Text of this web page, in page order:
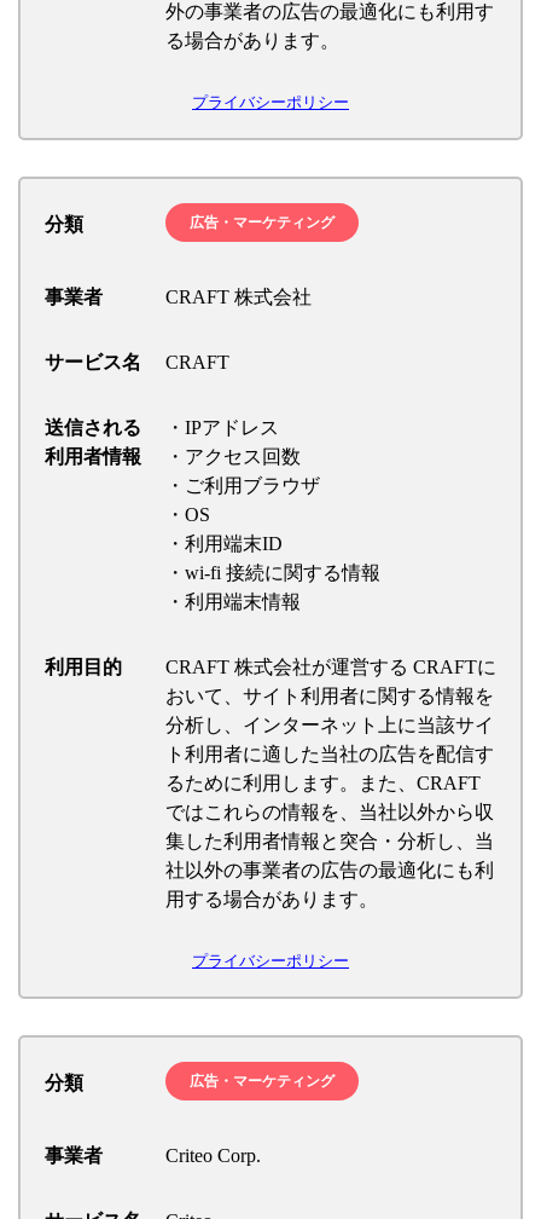
外の事業者の広告の最適化にも利用す
る場合があります。
プライバシーポリシー
分類 広告・マーケティング
事業者 CRAFT 株式会社
サービス名 CRAFT
送信される
利用者情報
・IPアドレス
・アクセス回数
・ご利用ブラウザ
・OS
・利用端末ID
・wi-fi 接続に関する情報
・利用端末情報
利用目的
CRAFT 株式会社が運営する CRAFTに
おいて、サイト利用者に関する情報を
分析し、インターネット上に当該サイ
ト利用者に適した当社の広告を配信す
るために利用します。また、CRAFT
ではこれらの情報を、当社以外から収
集した利用者情報と突合・分析し、当
社以外の事業者の広告の最適化にも利
用する場合があります。
プライバシーポリシー
分類 広告・マーケティング
事業者 Criteo Corp.